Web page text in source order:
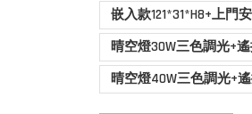
嵌入款121*31*H8+上門
晴空燈30W三色調光+
晴空燈40W三色調光+